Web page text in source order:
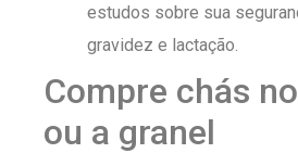
estudos sobre sua
gravidez e lactação.
Compre chás
ou a granel